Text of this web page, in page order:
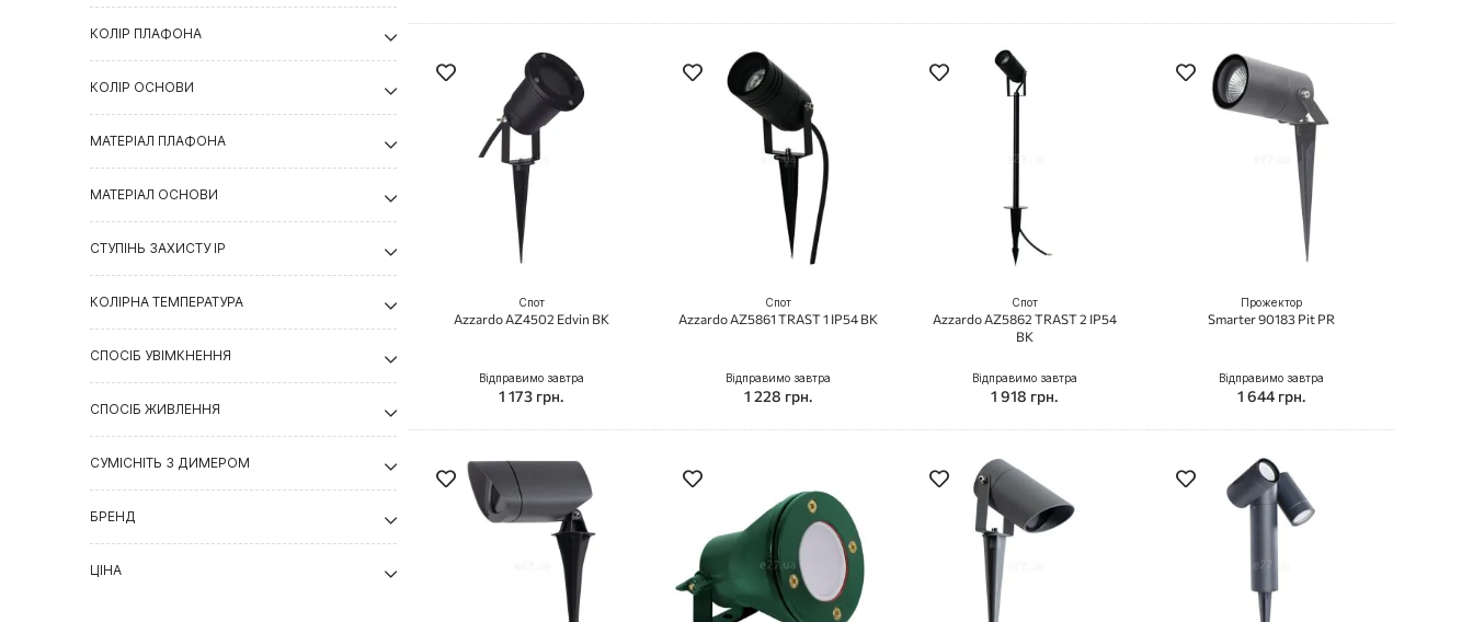
Спот
Azzardo AZ4502 Edvin BK
Відправимо завтра
1 173 грн.
Спот
Azzardo AZ5861 TRAST 1 IP54 BK
Відправимо завтра
1 228 грн.
Спот
Azzardo AZ5862 TRAST 2 IP54
BK
Відправимо завтра
1 918 грн.
Прожектор
Smarter 90183 Pit PR
Відправимо завтра
1 644 грн.
КОЛІР ПЛАФОНА
КОЛІР ОСНОВИ
МАТЕРІАЛ ПЛАФОНА
МАТЕРІАЛ ОСНОВИ
СТУПІНЬ ЗАХИСТУ IP
КОЛІРНА ТЕМПЕРАТУРА
СПОСІБ УВІМКНЕННЯ
СПОСІБ ЖИВЛЕННЯ
СУМІСНІТЬ З ДИМЕРОМ
БРЕНД
ЦІНА